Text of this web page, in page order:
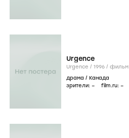
Urgence
Urgence / 1996 / фильм
драма / Канада
зрители: – film.ru: –